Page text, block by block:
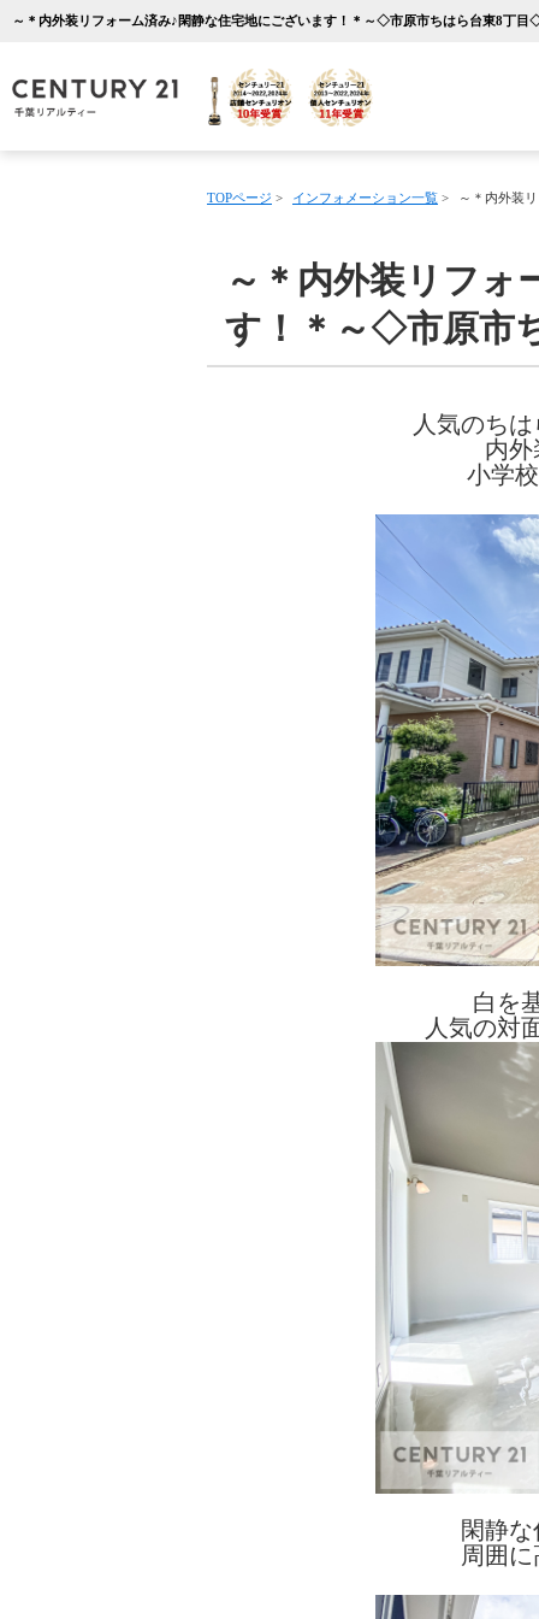
TOPページ > インフォメーション一覧 > ～＊内外装
～＊内外装リフォ
す！＊～◇市原市
人気のち
内
小学
白を
人気の対
閑静
周囲